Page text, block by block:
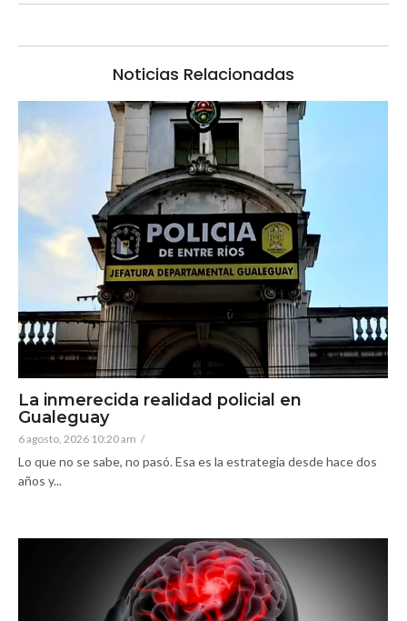
Noticias Relacionadas
La inmerecida realidad policial en
Gualeguay
6 agosto, 2026 10:20 am /
Lo que no se sabe, no pasó. Esa es la estrategia desde hace dos
años y...